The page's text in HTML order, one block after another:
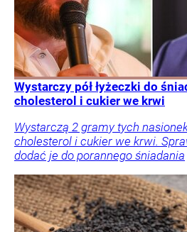
Wystarczy pół łyżeczki do
cholesterol i cukier we krwi
Wystarczą 2 gramy tych
cholesterol i cukier we krwi.
dodać je do porannego śniadania